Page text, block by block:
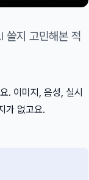
쓸지 고민해본 적
. 이미지, 음성, 실시
가 없고요.